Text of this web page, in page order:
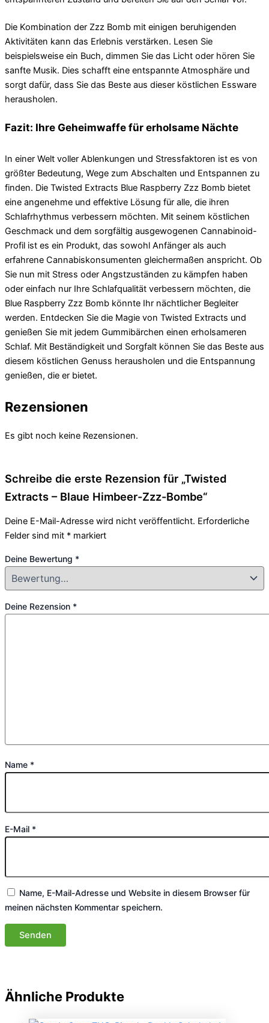
Die Kombination der Zzz Bomb mit einigen beruhigenden
Aktivitäten kann das Erlebnis verstärken. Lesen Sie
beispielsweise ein Buch, dimmen Sie das Licht oder hören Sie
sanfte Musik. Dies schafft eine entspannte Atmosphäre und
sorgt dafür, dass Sie das Beste aus dieser köstlichen Essware
herausholen.
Fazit: Ihre Geheimwaffe für erholsame Nächte
In einer Welt voller Ablenkungen und Stressfaktoren ist es von
größter Bedeutung, Wege zum Abschalten und Entspannen zu
finden. Die Twisted Extracts Blue Raspberry Zzz Bomb bietet
eine angenehme und effektive Lösung für alle, die ihren
Schlafrhythmus verbessern möchten. Mit seinem köstlichen
Geschmack und dem sorgfältig ausgewogenen Cannabinoid-
Profil ist es ein Produkt, das sowohl Anfänger als auch
erfahrene Cannabiskonsumenten gleichermaßen anspricht. Ob
Sie nun mit Stress oder Angstzuständen zu kämpfen haben
oder einfach nur Ihre Schlafqualität verbessern möchten, die
Blue Raspberry Zzz Bomb könnte Ihr nächtlicher Begleiter
werden. Entdecken Sie die Magie von Twisted Extracts und
genießen Sie mit jedem Gummibärchen einen erholsameren
Schlaf. Mit Beständigkeit und Sorgfalt können Sie das Beste aus
diesem köstlichen Genuss herausholen und die Entspannung
genießen, die er bietet.
Rezensionen
Es gibt noch keine Rezensionen.
Schreibe die erste Rezension für „Twisted
Extracts – Blaue Himbeer-Zzz-Bombe“
Deine E-Mail-Adresse wird nicht veröffentlicht. Erforderliche
Felder sind mit * markiert
Deine Bewertung *
Deine Rezension *
Name *
E-Mail *
Name, E-Mail-Adresse und Website in diesem Browser für
meinen nächsten Kommentar speichern.
Ähnliche Produkte